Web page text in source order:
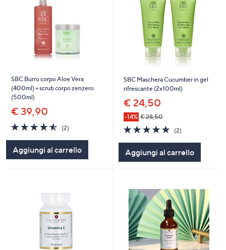
SBC Burro corpo Aloe Vera
(400ml) + scrub corpo zenzero
(500ml)
€ 39,90
4.5
of
5
Stars
(2)
Aggiungi al carrello
SBC Maschera Cucumber in gel
rifrescante (2x100ml)
€ 24,50
-14% € 28,50
5.0
of
5
Stars
(2)
Aggiungi al carrello